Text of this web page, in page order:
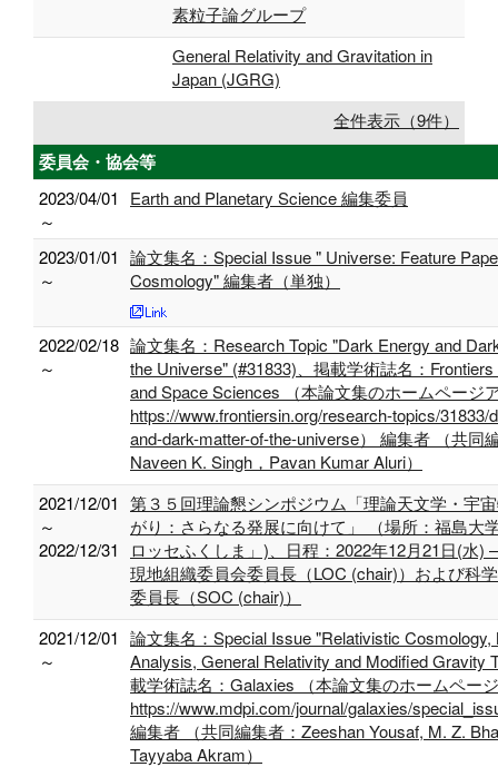
素粒子論グループ
General Relativity and Gravitation in
Japan (JGRG)
全件表示（9件）
委員会・協会等
2023/04/01
～
Earth and Planetary Science 編集委員
2023/01/01
～
論文集名：Special Issue " Universe: Feature
Cosmology" 編集者（単独）
2022/02/18
～
論文集名：Research Topic "Dark Energy and
the Universe" (#31833)、掲載学術誌名：
and Space Sciences （本論文集のホームページ
https://www.frontiersin.org/research-topics/31833/
and-dark-matter-of-the-universe） 編集者 （共同
Naveen K. Singh，Pavan Kumar Aluri）
2021/12/01
～
2022/12/31
第３５回理論懇シンポジウム「理論天文学・宇
がり：さらなる発展に向けて」 （場所：福島大
ロッセふくしま」)、日程：2022年12月21日(水)
現地組織委員会委員長（LOC (chair)）および科
委員長（SOC (chair)）
2021/12/01
～
論文集名：Special Issue "Relativistic Cosmology,
Analysis, General Relativity and Modified Gravity
載学術誌名：Galaxies （本論文集のホームペー
https://www.mdpi.com/journal/galaxies/
編集者 （共同編集者：Zeeshan Yousaf, M. Z.
Tayyaba Akram）